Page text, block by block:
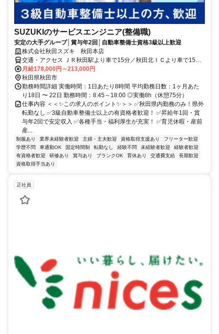
SUZUKIのサービスエンジニア(整備職)
安定の大手グループ│賞与年2回│自動車整備士資格3級以上歓迎
株式会社秋田スズキ 秋田本店
交通・アクセス ＪＲ秋田駅より車で15分／秋田北ＩＣより車で15分
★マイカー通勤OK（無料駐車場完備）
月給178,000円～213,000円
秋田県秋田市
勤務時間詳細 実働時間：1日あたり8時間 平均勤務日数：1ヶ月あた
り18日 〜 22日 勤務時間：8:45～18:00 ◎実働8h（休憩75分）
仕事内容 ＜＜✨この求人のポイント✨＞＞ ✅秋田県内勤務のみ！県外
転勤なし ✅3級自動車整備士以上の有資格者歓迎！ ✅昇給年1回・賞
与年2回で安定収入 ✅各種手当・福利厚生が充実！ ✅育児休暇・産前
産...
制服あり 業界未経験者歓迎 主婦・主夫歓迎 資格取得支援あり
フリーター歓迎
学歴不問
車通勤OK 固定時間制 転勤なし 経験不問 未経験者歓迎
経験者歓迎
有資格者歓迎
研修あり 賞与あり ブランクOK 育休あり 交通費支給
長期歓迎
資格取得手当あり
正社員